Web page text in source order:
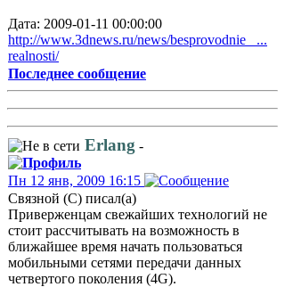
Дата: 2009-01-11 00:00:00
http://www.3dnews.ru/news/besprovodnie_ ...
realnosti/
Последнее сообщение
Erlang -
Пн 12 янв, 2009 16:15
Связной (С) писал(а)
Приверженцам свежайших технологий не
стоит рассчитывать на возможность в
ближайшее время начать пользоваться
мобильными сетями передачи данных
четвертого поколения (4G).